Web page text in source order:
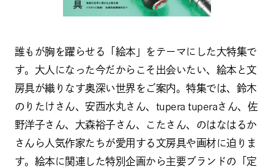
誰もが胸を躍らせる「絵本」をテーマにした大特集で
す。大人になった今だからこそ出会いたい、絵本と文
房具が織りなす奥深い世界をご案内。特集では、鈴木
のりたけさん、安西水丸さん、tupera tuperaさん、佐
野洋子さん、大森裕子さん、こたさん、のはなはるか
さんら人気作家たちが愛用する文房具や画材に迫りま
す。絵本に関連した特別企画から主要ブランドの「定
セーラー万年筆「インク工房」が
新ブランドへ｜全50色「I...
2026.06.30